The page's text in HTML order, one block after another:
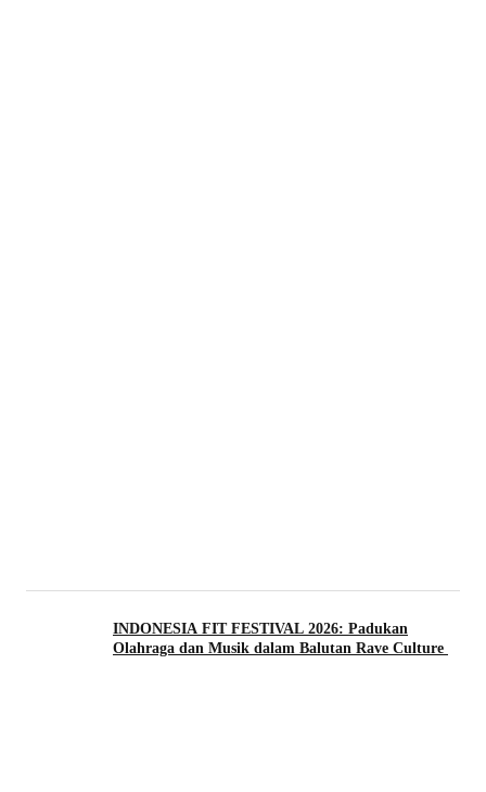
INDONESIA FIT FESTIVAL 2026: Padukan
Olahraga dan Musik dalam Balutan Rave Culture